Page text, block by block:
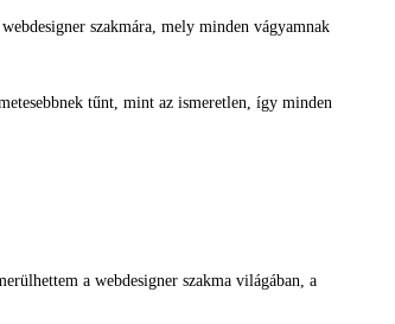
szakmára, mely minden vágyamnak
tűnt, mint az ismeretlen, így minden
a webdesigner szakma világában, a